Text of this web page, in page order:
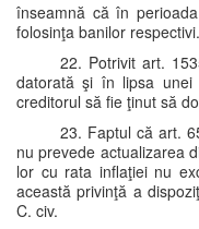
înseamnă că în
folosinţa banilor respectivi.
22. Potrivit art.
datorată şi în lipsa
creditorul să fie ţinut să
23. Faptul că art.
nu prevede actualizarea
lor cu rata inflaţiei nu
această privinţă a
C. civ.